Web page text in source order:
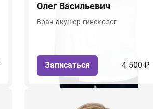
Олег Васильевич
Врач-акушер-гинеколог
Записаться 4 500 ₽